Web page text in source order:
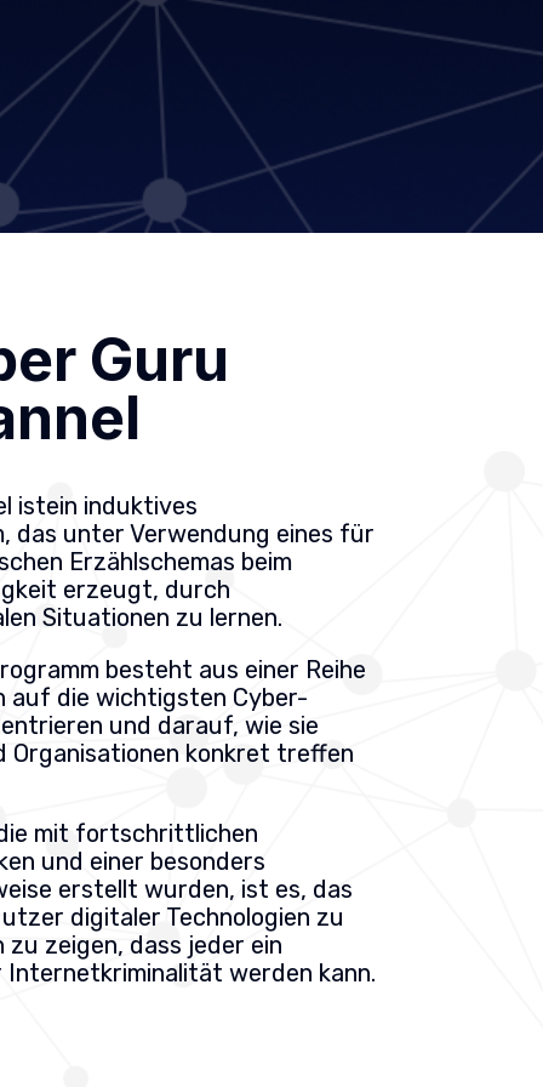
Guru
istein induktives
das unter Verwendung eines für
Erzählschemas beim
erzeugt, durch
Situationen zu lernen.
besteht aus einer Reihe
auf die wichtigsten Cyber-
und darauf, wie sie
Organisationen konkret treffen
mit fortschrittlichen
und einer besonders
erstellt wurden, ist es, das
digitaler Technologien zu
zeigen, dass jeder ein
werden kann.